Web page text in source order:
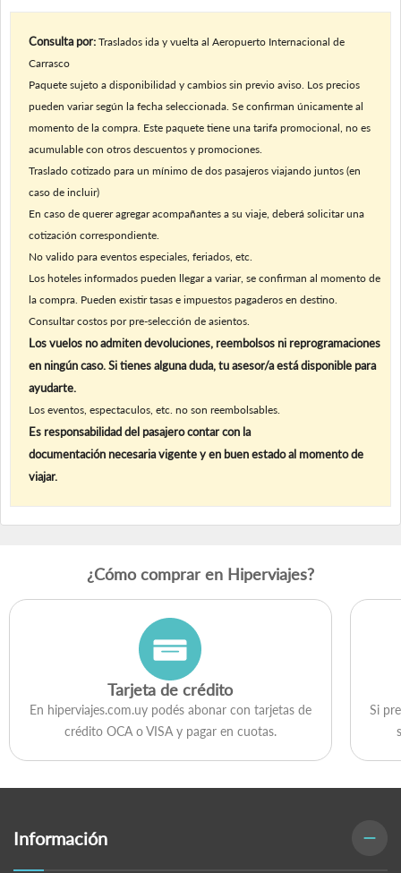
Consulta por: Traslados ida y vuelta al Aeropuerto Internacional de
Carrasco
Paquete sujeto a disponibilidad y cambios sin previo aviso. Los precios
pueden variar según la fecha seleccionada. Se confirman únicamente al
momento de la compra. Este paquete tiene una tarifa promocional, no es
acumulable con otros descuentos y promociones.
Traslado cotizado para un mínimo de dos pasajeros viajando juntos (en
caso de incluir)
En caso de querer agregar acompañantes a su viaje, deberá solicitar una
cotización correspondiente.
No valido para eventos especiales, feriados, etc.
Los hoteles informados pueden llegar a variar, se confirman al momento de
la compra. Pueden existir tasas e impuestos pagaderos en destino.
Consultar costos por pre-selección de asientos.
Los vuelos no admiten devoluciones, reembolsos ni reprogramaciones
en ningún caso. Si tienes alguna duda, tu asesor/a está disponible para
ayudarte.
Los eventos, espectaculos, etc. no son reembolsables.
Es responsabilidad del pasajero contar con la
documentación necesaria vigente y en buen estado al momento de
viajar.
¿Cómo comprar en Hiperviajes?
Tarjeta de crédito
En hiperviajes.com.uy podés abonar con tarjetas de
crédito OCA o VISA y pagar en cuotas.
Si
Información